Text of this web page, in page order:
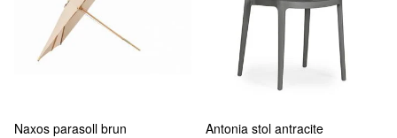
Naxos parasoll brun
Antonia stol antracite